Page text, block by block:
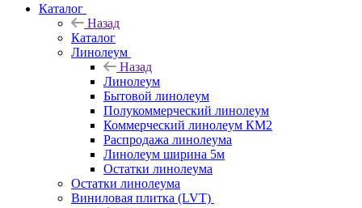
Каталог
Назад
Каталог
Линолеум
Назад
Линолеум
Бытовой линолеум
Полукоммерческий линолеум
Коммерческий линолеум КМ2
Распродажа линолеума
Линолеум ширина 5м
Остатки линолеума
Остатки линолеума
Виниловая плитка (LVT)